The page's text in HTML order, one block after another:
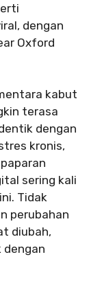
dengan
Oxford
kabut
terasa
dengan
kronis,
sering kali
Tidak
perubahan
diubah,
dengan